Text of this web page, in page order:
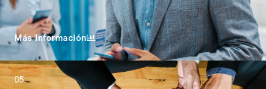
Más Información
05.